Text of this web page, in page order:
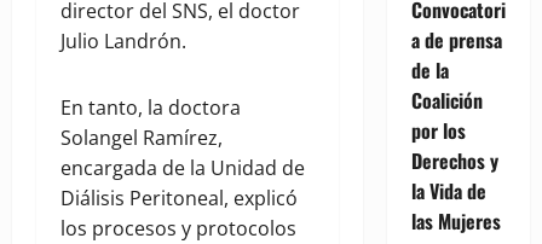
director del SNS, el doctor
Julio Landrón.
En tanto, la doctora
Solangel Ramírez,
encargada de la Unidad de
Diálisis Peritoneal, explicó
los procesos y protocolos
Convocatori
a de prensa
de la
Coalición
por los
Derechos y
la Vida de
las Mujeres